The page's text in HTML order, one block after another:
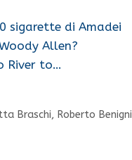
sigarette di Amadei
Allen?
River to…
Braschi, Roberto Benigni